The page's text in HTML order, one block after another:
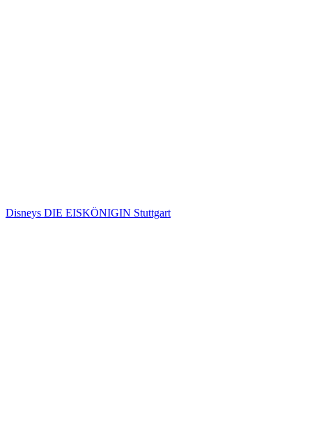
Disneys DIE EISKÖNIGIN Stuttgart